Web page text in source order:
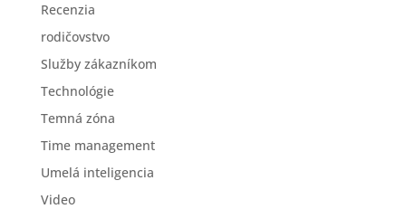
Recenzia
rodičovstvo
Služby zákazníkom
Technológie
Temná zóna
Time management
Umelá inteligencia
Video